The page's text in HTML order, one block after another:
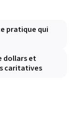
pratique qui
dollars et
caritatives